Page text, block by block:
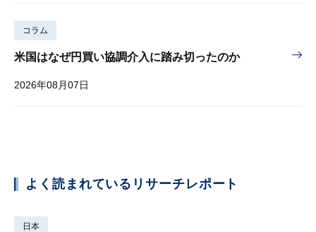
コラム
米国はなぜ円買い協調介入に踏み切ったのか
2026年08月07日
よく読まれているリサーチレポート
日本